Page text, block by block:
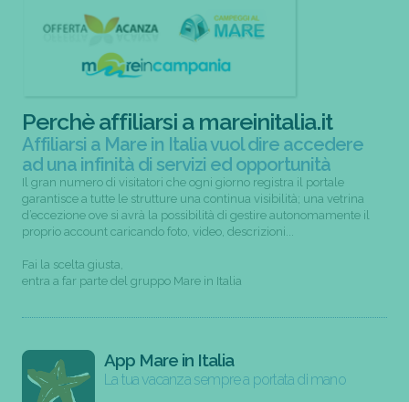
Perchè affiliarsi a mareinitalia.it
Affiliarsi a Mare in Italia vuol dire accedere
ad una infinità di servizi ed opportunità
Il gran numero di visitatori che ogni giorno registra il portale
garantisce a tutte le strutture una continua visibilità; una vetrina
d’eccezione ove si avrà la possibilità di gestire autonomamente il
proprio account caricando foto, video, descrizioni...
Fai la scelta giusta,
entra a far parte del gruppo Mare in Italia
App Mare in Italia
La tua vacanza sempre a portata di mano